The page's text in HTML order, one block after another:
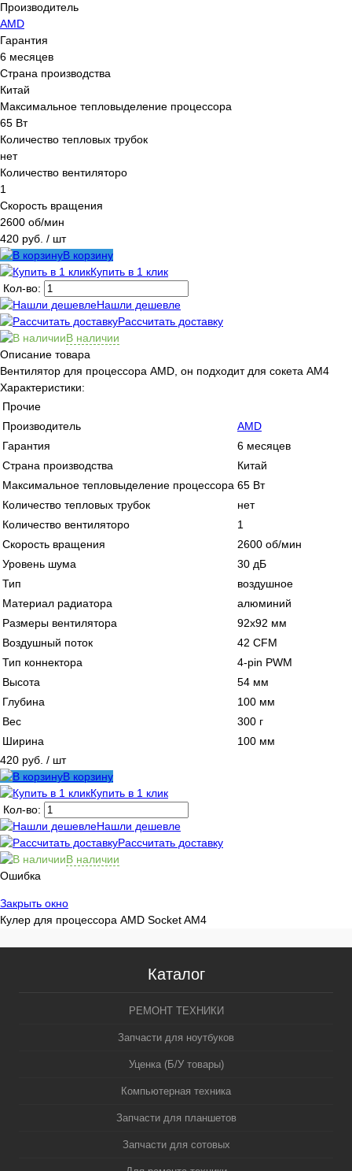
Производитель
AMD
Гарантия
6 месяцев
Страна производства
Китай
Максимальное тепловыделение процессора
65 Вт
Количество тепловых трубок
нет
Количество вентиляторо
1
Скорость вращения
2600 об/мин
420 руб. / шт
В корзину
Купить в 1 клик
Кол-во:
Нашли дешевле
Рассчитать доставку
В наличии
Описание товара
Вентилятор для процессора AMD, он подходит для сокета AM4
Характеристики:
Прочие
Производитель
AMD
Гарантия
6 месяцев
Страна производства
Китай
Максимальное тепловыделение процессора 65 Вт
Количество тепловых трубок
нет
Количество вентиляторо
1
Скорость вращения
2600 об/мин
Уровень шума
30 дБ
Тип
воздушное
Материал радиатора
алюминий
Размеры вентилятора
92х92 мм
Воздушный поток
42 CFM
Тип коннектора
4-pin PWM
Высота
54 мм
Глубина
100 мм
Вес
300 г
Ширина
100 мм
420 руб. / шт
В корзину
Купить в 1 клик
Кол-во:
Нашли дешевле
Рассчитать доставку
В наличии
Ошибка
Закрыть окно
Кулер для процессора AMD Socket AM4
Каталог
РЕМОНТ ТЕХНИКИ
Запчасти для ноутбуков
Уценка (Б/У товары)
Компьютерная техника
Запчасти для планшетов
Запчасти для сотовых